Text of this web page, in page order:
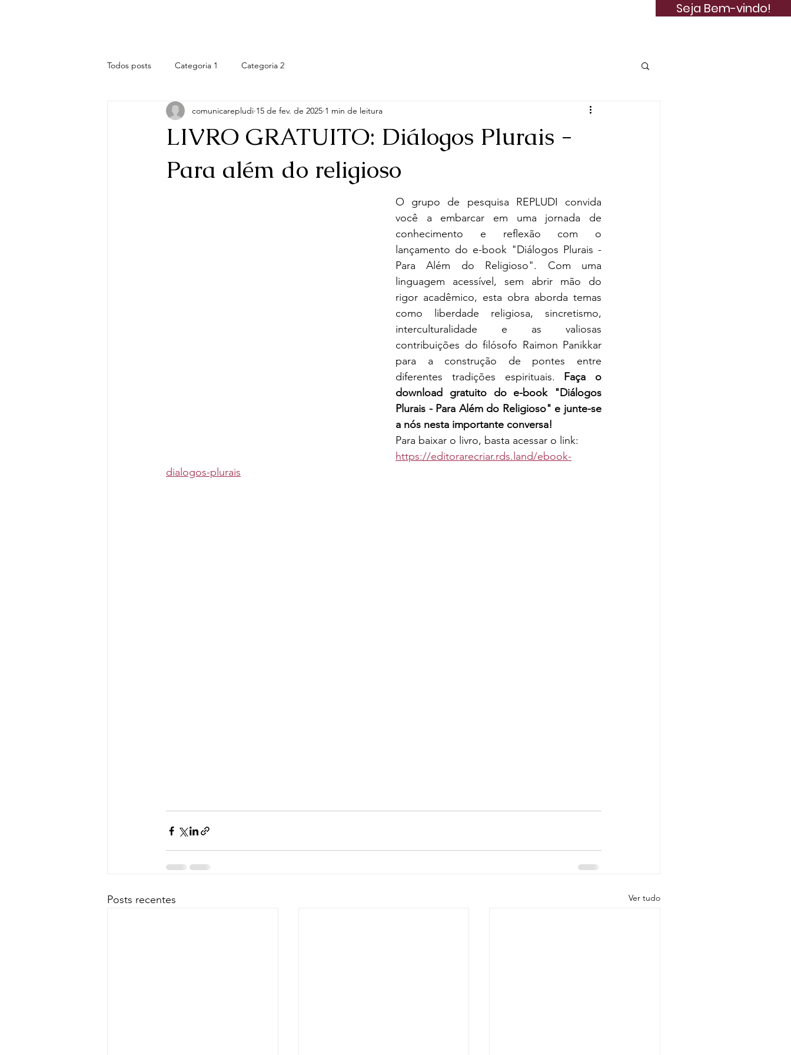
Seja Bem-vindo!
Todos posts Categoria 1 Categoria 2
LIVRO GRATUITO: Diálogos Plurais -
Para além do religioso
comunicarepludi 15 de fev. de 2025 1 min de leitura
O grupo de pesquisa REPLUDI convida
você a embarcar em uma jornada de
conhecimento e reflexão com o
lançamento do e-book "Diálogos Plurais -
Para Além do Religioso". Com uma
linguagem acessível, sem abrir mão do
rigor acadêmico, esta obra aborda temas
como liberdade religiosa, sincretismo,
interculturalidade e as valiosas
contribuições do filósofo Raimon Panikkar
para a construção de pontes entre
diferentes tradições espirituais. Faça o
download gratuito do e-book "Diálogos
Plurais - Para Além do Religioso" e junte-se
a nós nesta importante conversa!
Para baixar o livro, basta acessar o link:
https://editorarecriar.rds.land/ebook-
dialogos-plurais
Posts recentes Ver tudo